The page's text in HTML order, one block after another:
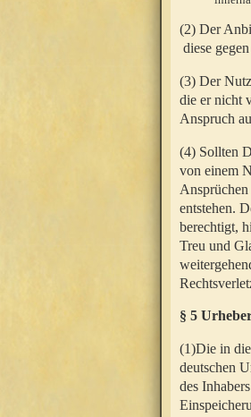
(2) Der
diese
(3) Der
die er nicht
Anspruch
(4) Sollten
von einem
entstehen.
berechtigt,
Treu und
§ 5
(1)Die in
deutschen
des